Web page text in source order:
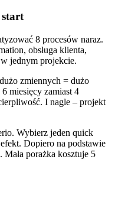
start
8 procesów naraz.
obsługa klienta,
jednym projekcie.
zmiennych = dużo
miesięcy zamiast 4
I nagle – projekt
Wybierz jeden quick
Dopiero na podstawie
porażka kosztuje 5